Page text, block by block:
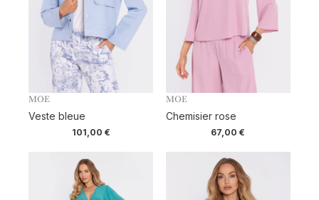
MOE
Veste bleue
101,00 €
MOE
Chemisier rose
67,00€